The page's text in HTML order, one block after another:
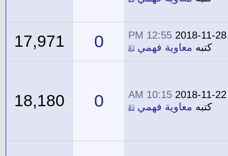
2018-11-28
12:55 PM
كتبه معاوية فهمي 0
17,971
2018-11-22
10:15 AM
كتبه معاوية فهمي 0
18,180